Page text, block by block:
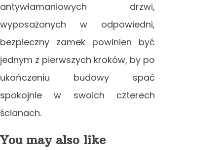
antywłamaniowych drzwi,
wyposażonych w odpowiedni,
bezpieczny zamek powinien być
jednym z pierwszych kroków, by po
ukończeniu budowy spać
spokojnie w swoich czterech
ścianach.
You may also like